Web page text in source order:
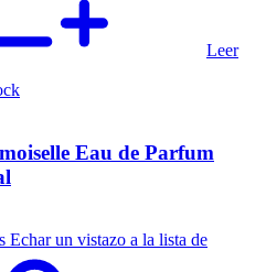
Leer
Eau de Parfum
Echar un vistazo a la lista de